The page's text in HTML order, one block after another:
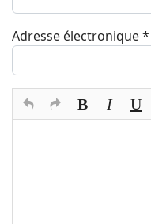
Adresse électronique*
Texte du commentaire